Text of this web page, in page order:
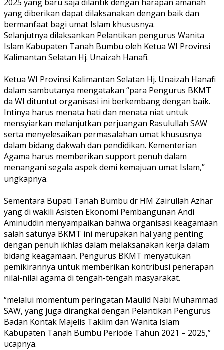
yang diberikan dapat dilaksanakan dengan baik dan
bermanfaat bagi umat Islam khususnya.
Selanjutnya dilaksankan Pelantikan pengurus Wanita
Islam Kabupaten Tanah Bumbu oleh Ketua WI Provinsi
Kalimantan Selatan Hj. Unaizah Hanafi.
Ketua WI Provinsi Kalimantan Selatan Hj. Unaizah Hanafi
dalam sambutanya mengatakan “para Pengurus BKMT
da WI dituntut organisasi ini berkembang dengan baik.
Intinya harus menata hati dan menata niat untuk
mensyiarkan melanjutkan perjuangan Rasulullah SAW
serta menyelesaikan permasalahan umat khususnya
dalam bidang dakwah dan pendidikan. Kementerian
Agama harus memberikan support penuh dalam
menangani segala aspek demi kemajuan umat Islam,”
ungkapnya.
Sementara Bupati Tanah Bumbu dr HM Zairullah Azhar
yang di wakili Asisten Ekonomi Pembangunan Andi
Aminuddin menyampaikan bahwa organisasi keagamaan
salah satunya BKMT ini merupakan hal yang penting
dengan penuh ikhlas dalam melaksanakan kerja dalam
bidang keagamaan. Pengurus BKMT menyatukan
pemikirannya untuk memberikan kontribusi penerapan
nilai-nilai agama di tengah-tengah masyarakat.
“melalui momentum peringatan Maulid Nabi Muhammad
SAW, yang juga dirangkai dengan Pelantikan Pengurus
Badan Kontak Majelis Taklim dan Wanita Islam
Kabupaten Tanah Bumbu Periode Tahun 2021 – 2025,”
ucapnya.